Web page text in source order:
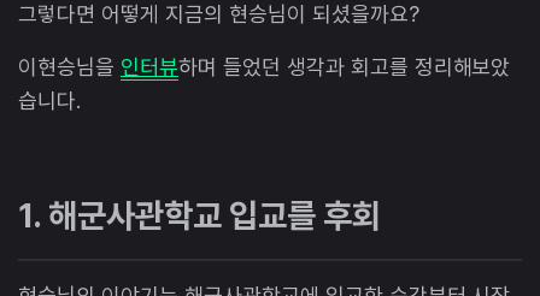
그렇다면 어떻게 지금의 현승님이 되셨을까요?
이현승님을 인터뷰하며 들었던 생각과 회고를 정리해보았
습니다.
1. 해군사관학교 입교를 후회